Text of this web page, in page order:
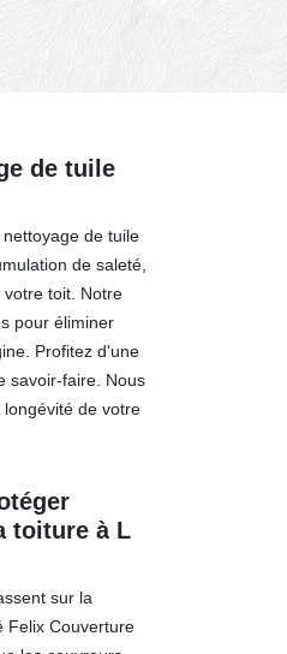
de tuile
de tuile
de saleté,
toit. Notre
pour éliminer
Profitez d'une
savoir-faire. Nous
de votre
toiture à L
sur la
Felix Couverture